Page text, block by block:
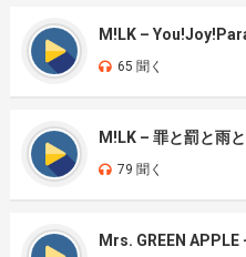
M!LK –
65 聞く
M!LK – 罪と罰と雨
79 聞く
Mrs. GREEN